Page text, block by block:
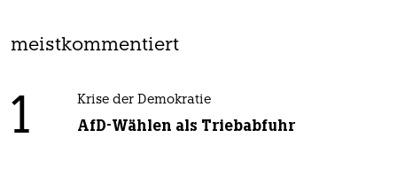
meistkommentiert
1 Krise der Demokratie
AfD-Wählen als Triebabfuhr